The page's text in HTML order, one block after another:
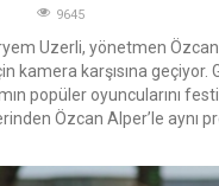
9645
Uzerli, yönetmen
kamera karşısına geçiyor.
popüler oyuncularını
Özcan Alper’le aynı